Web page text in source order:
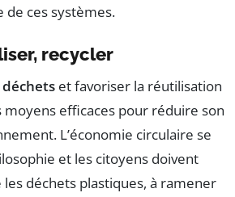
de ces systèmes.
recycler
et favoriser la réutilisation
moyens efficaces pour réduire son
L’économie circulaire se
et les citoyens doivent
les déchets plastiques, à ramener